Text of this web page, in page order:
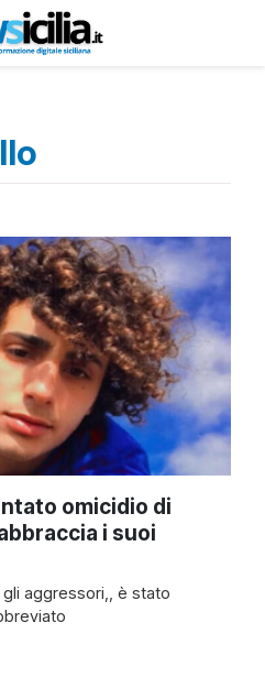
omicidio di
i suoi
gli aggressori,, è stato